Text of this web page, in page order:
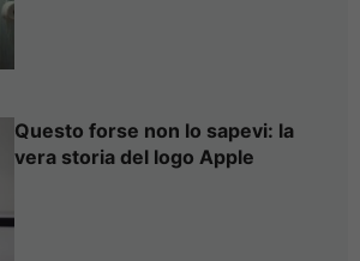
Questo forse non lo sapevi: la
vera storia del logo Apple